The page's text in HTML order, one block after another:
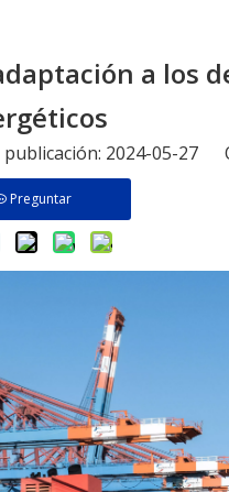
a los
2024-05-27
Preguntar